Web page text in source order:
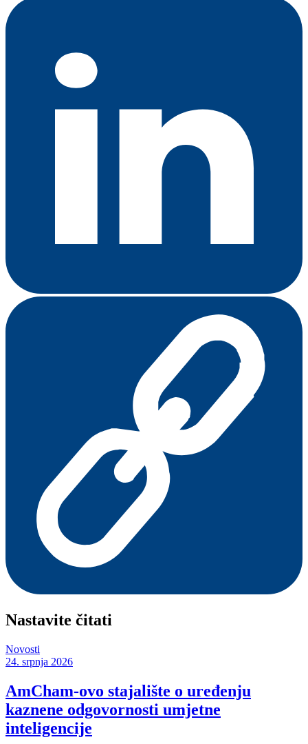
Nastavite čitati
Novosti
24. srpnja 2026
AmCham-ovo stajalište o uređenju
kaznene odgovornosti umjetne
inteligencije